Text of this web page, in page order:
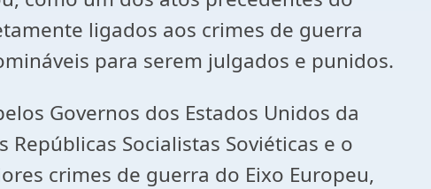
ligados aos crimes de guerra
para serem julgados e punidos.
Governos dos Estados Unidos da
Socialistas Soviéticas e o
crimes de guerra do Eixo Europeu,